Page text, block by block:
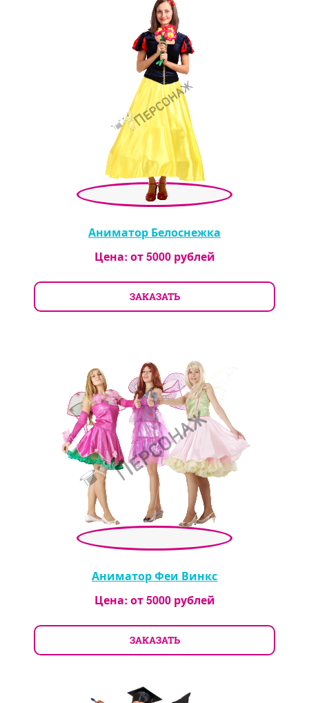
Аниматор Белоснежка
Цена: от5000рублей
ЗАКАЗАТЬ
Аниматор Феи Винкс
Цена: от5000рублей
ЗАКАЗАТЬ